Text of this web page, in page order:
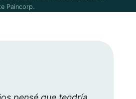
Paincorp.